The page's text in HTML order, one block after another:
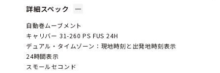
詳細スペック
自動巻ムーブメント
キャリバー 31‑260 PS FUS 24H
デュアル・タイムゾーン：現地時刻と出発地時刻表示
24時間表示
スモールセコンド